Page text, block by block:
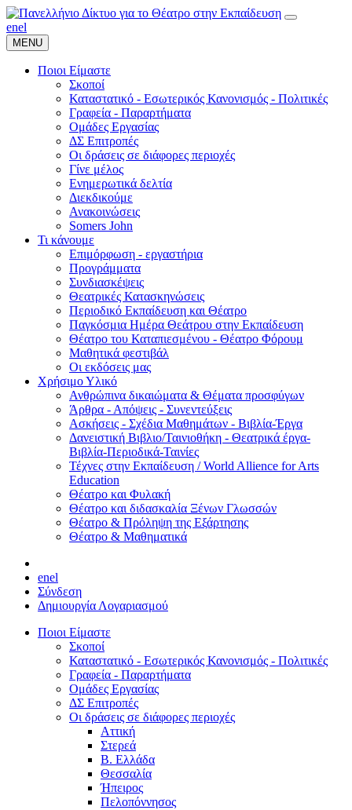
enel
MENU
Ποιοι Είμαστε
Σκοποί
Καταστατικό - Εσωτερικός Κανονισμός - Πολιτικές
Γραφεία - Παραρτήματα
Ομάδες Εργασίας
ΔΣ Επιτροπές
Οι δράσεις σε διάφορες περιοχές
Γίνε μέλος
Ενημερωτικά δελτία
Διεκδικούμε
Ανακοινώσεις
Somers John
Τι κάνουμε
Επιμόρφωση - εργαστήρια
Προγράμματα
Συνδιασκέψεις
Θεατρικές Κατασκηνώσεις
Περιοδικό Εκπαίδευση και Θέατρο
Παγκόσμια Ημέρα Θεάτρου στην Εκπαίδευση
Θέατρο του Καταπιεσμένου - Θέατρο Φόρουμ
Μαθητικά φεστιβάλ
Οι εκδόσεις μας
Χρήσιμο Υλικό
Ανθρώπινα δικαιώματα & Θέματα προσφύγων
Άρθρα - Απόψεις - Συνεντεύξεις
Ασκήσεις - Σχέδια Μαθημάτων - Βιβλία-Έργα
Δανειστική Βιβλιο/Ταινιοθήκη - Θεατρικά έργα-
Βιβλία-Περιοδικά-Ταινίες
Τέχνες στην Εκπαίδευση / World Allience for Arts
Education
Θέατρο και Φυλακή
Θέατρο και διδασκαλία Ξένων Γλωσσών
Θέατρο & Πρόληψη της Εξάρτησης
Θέατρο & Μαθηματικά
enel
Σύνδεση
Δημιουργία Λογαριασμού
Ποιοι Είμαστε
Σκοποί
Καταστατικό - Εσωτερικός Κανονισμός - Πολιτικές
Γραφεία - Παραρτήματα
Ομάδες Εργασίας
ΔΣ Επιτροπές
Οι δράσεις σε διάφορες περιοχές
Αττική
Στερεά
Β. Ελλάδα
Θεσσαλία
Ήπειρος
Πελοπόννησος